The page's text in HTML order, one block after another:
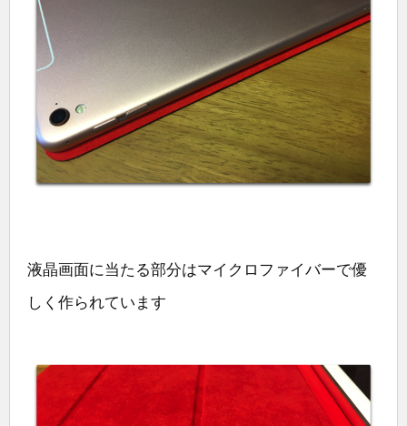
液晶画面に当たる部分はマイクロファイバーで優
しく作られています